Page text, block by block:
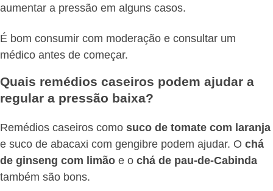
aumentar a pressão em alguns casos.
É bom consumir com moderação e consultar um
médico antes de começar.
Quais remédios caseiros podem ajudar a
regular a pressão baixa?
Remédios caseiros como suco de tomate com laranja
e suco de abacaxi com gengibre podem ajudar. O chá
de ginseng com limão e o chá de pau-de-Cabinda
também são bons.